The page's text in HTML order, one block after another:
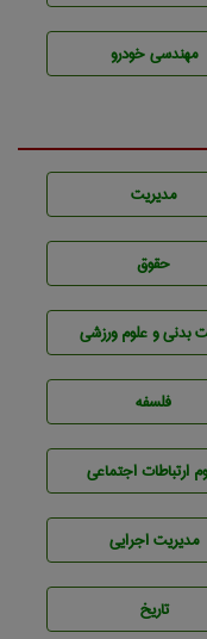
مهندسی خودرو
مديريت
حقوق
بدنی و علوم ورزشی
فلسفه
ارتباطات اجتماعی
مديريت اجرايی
تاريخ